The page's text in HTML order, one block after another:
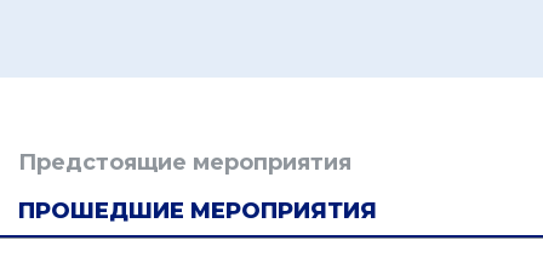
Предстоящие мероприятия
ПРОШЕДШИЕ МЕРОПРИЯТИЯ